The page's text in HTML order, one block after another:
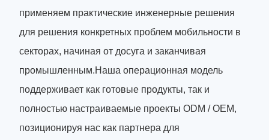
применяем практические инженерные решения
для решения конкретных проблем мобильности в
секторах, начиная от досуга и заканчивая
промышленным.Наша операционная модель
поддерживает как готовые продукты, так и
полностью настраиваемые проекты ODM / OEM,
позиционируя нас как партнера для